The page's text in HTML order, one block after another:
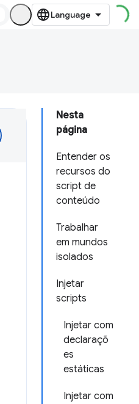
Nesta
página
Entender os
recursos do
script de
conteúdo
Trabalhar
em mundos
isolados
Injetar
scripts
Injetar com
declaraçõ
es
estáticas
Injetar com